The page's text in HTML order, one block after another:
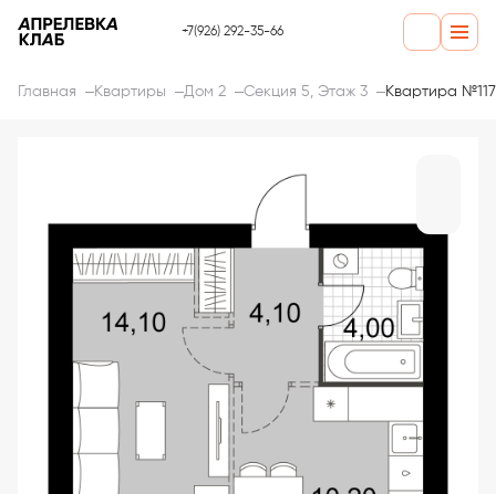
+7(926) 292-35-66
Главная Квартиры Дом 2 Секция 5, Этаж 3 Квартира №117